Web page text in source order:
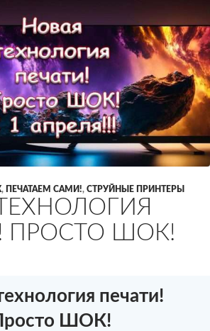
, ПЕЧАТАЕМ САМИ!, СТРУЙНЫЕ ПРИНТЕРЫ
ПРОСТО ШОК!
печати!
ШОК!